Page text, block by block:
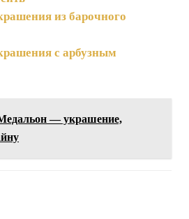
из барочного
с арбузным
— украшение,